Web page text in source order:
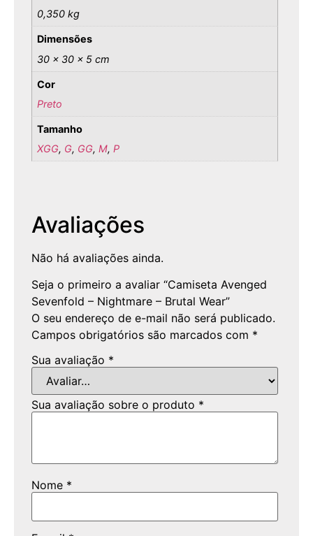
0,350 kg
Dimensões
30 × 30 × 5 cm
Cor
Preto
Tamanho
XGG, G, GG,M,P
Avaliações
Não há avaliações ainda.
Seja o primeiro a avaliar “Camiseta Avenged
Sevenfold – Nightmare – Brutal Wear”
O seu endereço de e-mail não será publicado.
Campos obrigatórios são marcados com *
Sua avaliação *
Sua avaliação sobre o produto *
Nome *